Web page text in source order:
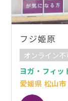
フジ姫原
オンライン不
ヨガ・フィッ
愛媛県 松山市